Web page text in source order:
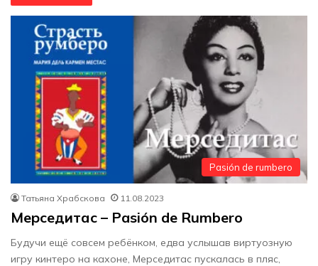
Pasión de rumbero
Татьяна Храбскова 11.08.2023
Мерседитас – Pasión de Rumbero
Будучи ещё совсем ребёнком, едва услышав виртуозную
игру кинтеро на кахоне, Мерседитас пускалась в пляс,